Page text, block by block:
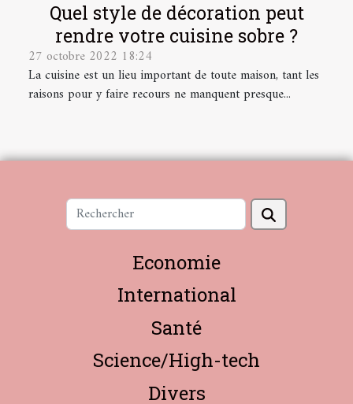
Quel style de décoration peut
rendre votre cuisine sobre ?
27 octobre 2022 18:24
La cuisine est un lieu important de toute maison, tant les
raisons pour y faire recours ne manquent presque...
Economie
International
Santé
Science/High-tech
Divers